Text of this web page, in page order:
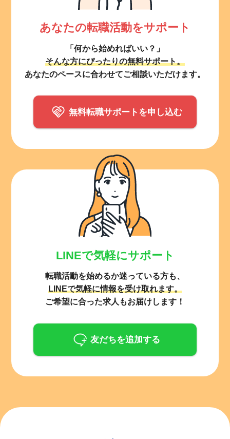
あなたの転職活動をサポート
「何から始めればいい？」
そんな方にぴったりの無料サポート。
あなたのペースに合わせてご相談いただけます。
無料転職サポートを申し込む
LINEで気軽にサポート
転職活動を始めるか迷っている方も、
LINEで気軽に情報を受け取れます。
ご希望に合った求人もお届けします！
友だちを追加する